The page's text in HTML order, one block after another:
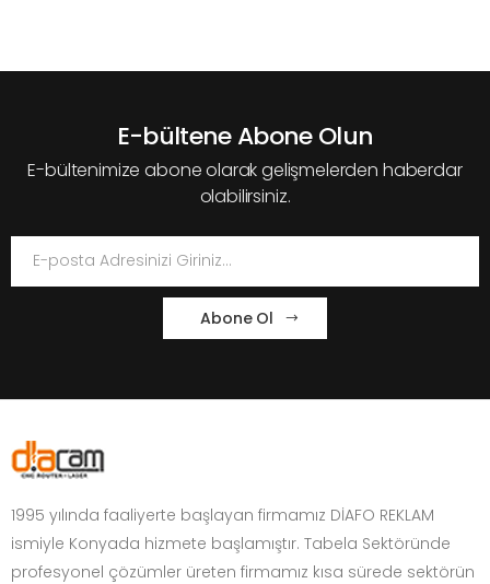
E-bültene Abone Olun
E-bültenimize abone olarak gelişmelerden haberdar
olabilirsiniz.
Abone Ol
1995 yılında faaliyerte başlayan firmamız DİAFO REKLAM
ismiyle Konyada hizmete başlamıştır. Tabela Sektöründe
profesyonel çözümler üreten firmamız kısa sürede sektörün